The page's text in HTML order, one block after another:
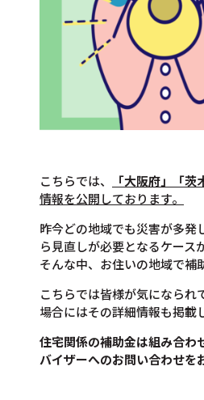
こちらでは、 「大阪府」「茨
情報を公開しております。
昨今どの地域でも災害が多発
ら見直しが必要となるケース
そんな中、お住いの地域で補
こちらでは皆様が気になら
場合にはその詳細情報も掲載
住宅関係の補助金は組み合わ
バイザーへのお問い合わせを